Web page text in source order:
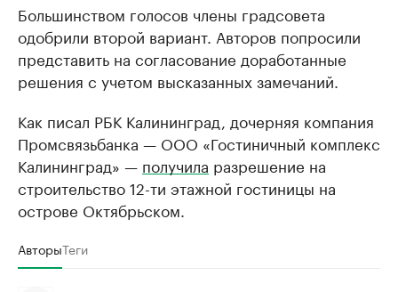
Большинством голосов члены градсовета
одобрили второй вариант. Авторов попросили
представить на согласование доработанные
решения с учетом высказанных замечаний.
Как писал РБК Калининград, дочерняя компания
Промсвязьбанка — ООО «Гостиничный комплекс
Калининград» — получила разрешение на
строительство 12-ти этажной гостиницы на
острове Октябрьском.
АвторыТеги